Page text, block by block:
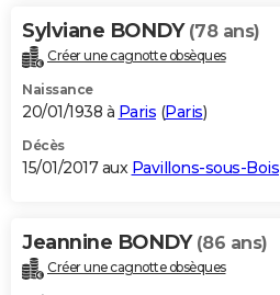
Sylviane BONDY (78 ans)
Créer une cagnotte obsèques
Naissance
20/01/1938 à Paris (Paris)
Décès
15/01/2017 aux Pavillons-sous-Bois
Jeannine BONDY (86 ans)
Créer une cagnotte obsèques